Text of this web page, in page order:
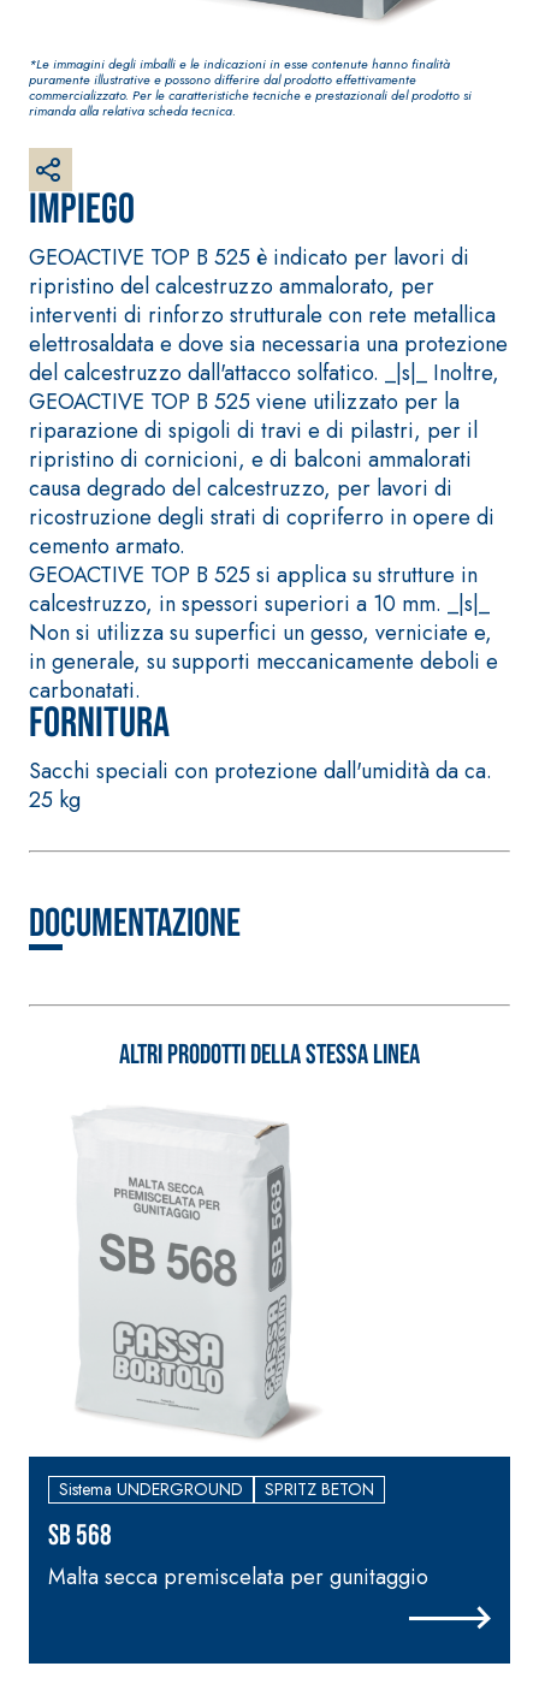
Impiego
GEOACTIVE TOP B 525 è indicato per lavori di
ripristino del calcestruzzo ammalorato, per
interventi di rinforzo strutturale con rete metallica
elettrosaldata e dove sia necessaria una protezione
del calcestruzzo dall'attacco solfatico. _|s|_ Inoltre,
GEOACTIVE TOP B 525 viene utilizzato per la
riparazione di spigoli di travi e di pilastri, per il
ripristino di cornicioni, e di balconi ammalorati
causa degrado del calcestruzzo, per lavori di
ricostruzione degli strati di copriferro in opere di
cemento armato.
GEOACTIVE TOP B 525 si applica su strutture in
calcestruzzo, in spessori superiori a 10 mm. _|s|_
Non si utilizza su superfici un gesso, verniciate e,
in generale, su supporti meccanicamente deboli e
carbonatati.
Fornitura
Sacchi speciali con protezione dall'umidità da ca.
25 kg
*Le immagini degli imballi e le indicazioni in esse contenute hanno finalità
puramente illustrative e possono differire dal prodotto effettivamente
commercializzato. Per le caratteristiche tecniche e prestazionali del prodotto si
rimanda alla relativa scheda tecnica.
Documentazione
Altri prodotti della stessa linea
Sistema UNDERGROUND SPRITZ BETON
SB 568
Malta secca premiscelata per gunitaggio
bianco fibrorinforzato a
per interni ed esterni
Sistema RIPRISTINO DEL
CALCESTRUZZO
PRODOTTI TIXOTROPICI
GEOACTIVE R4 40
Malta rapida contenente
speciali leganti
solfatoresistenti,
polimero-modificata,
tixotropica,
fibrorinforzata, per la
passivazione,
riparazione, rasatura e
protezione di strutture
in calcestruzzo
Sistema POSA
RIVESTIMENTI
FASSAFLOOR –
POSA
FASSAFLOOR LA
Lisciatura
a base di
quarzo, ad alta
conducibilità
per la
massetti radianti
spessore in
TERMICO FASSATHERM
COLLANTI E RASANTI
Collante-rasante
calce idraulica naturale
inerti alleggeriti